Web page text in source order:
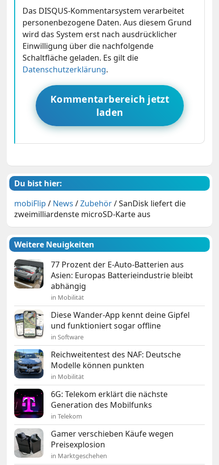
Das DISQUS-Kommentarsystem verarbeitet
personenbezogene Daten. Aus diesem Grund
wird das System erst nach ausdrücklicher
Einwilligung über die nachfolgende
Schaltfläche geladen. Es gilt die
Datenschutzerklärung.
Kommentarbereich jetzt
laden
Du bist hier:
mobiFlip / News /Zubehör/SanDisk liefert die
zweimilliardenste microSD-Karte aus
Weitere Neuigkeiten
77 Prozent der E-Auto-Batterien aus
Asien: Europas Batterieindustrie bleibt
abhängig
in Mobilität
Diese Wander-App kennt deine Gipfel
und funktioniert sogar offline
in Software
Reichweitentest des NAF: Deutsche
Modelle können punkten
in Mobilität
6G: Telekom erklärt die nächste
Generation des Mobilfunks
in Telekom
Gamer verschieben Käufe wegen
Preisexplosion
in Marktgeschehen